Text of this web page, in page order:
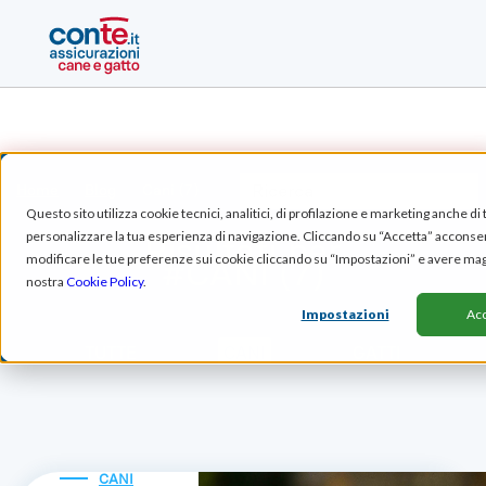
Questo sito utilizza cookie tecnici, analitici, di profilazione e marketing anche
personalizzare la tua esperienza di navigazione. Cliccando su “Accetta”
modificare le tue preferenze sui cookie cliccando su “Impostazioni” e avere
nostra Cookie Policy.
Impostazioni
Risultati per
#CANI (7)
CANI